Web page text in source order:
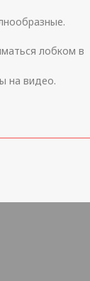
лобком в
на видео.